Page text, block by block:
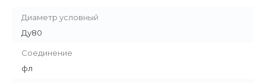
Диаметр условный
Ду80
Соединение
фл